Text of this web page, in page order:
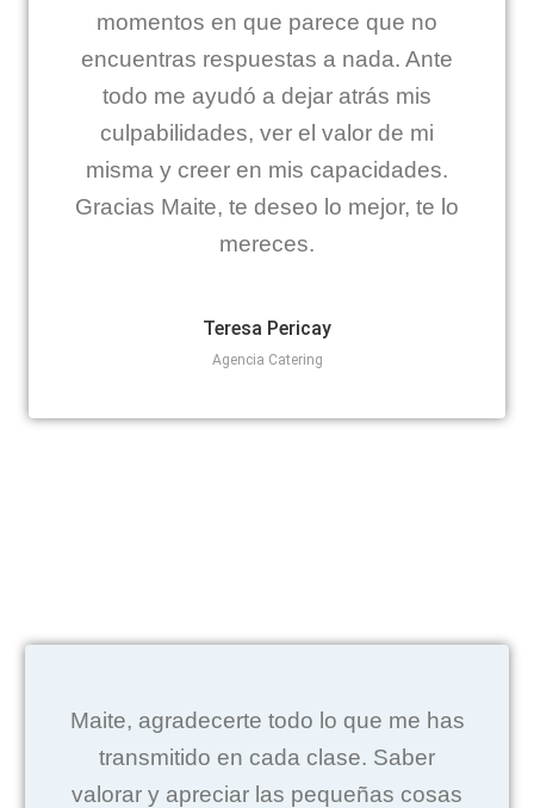
momentos en que parece que no
encuentras respuestas a nada. Ante
todo me ayudó a dejar atrás mis
culpabilidades, ver el valor de mi
misma y creer en mis capacidades.
Gracias Maite, te deseo lo mejor, te lo
mereces.
Teresa Pericay
Agencia Catering
Maite, agradecerte todo lo que me has
transmitido en cada clase. Saber
valorar y apreciar las pequeñas cosas